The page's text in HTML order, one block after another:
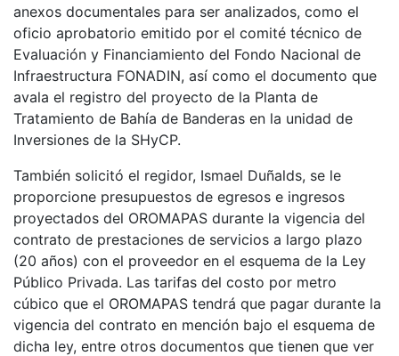
anexos documentales para ser analizados, como el
oficio aprobatorio emitido por el comité técnico de
Evaluación y Financiamiento del Fondo Nacional de
Infraestructura FONADIN, así como el documento que
avala el registro del proyecto de la Planta de
Tratamiento de Bahía de Banderas en la unidad de
Inversiones de la SHyCP.
También solicitó el regidor, Ismael Duñalds, se le
proporcione presupuestos de egresos e ingresos
proyectados del OROMAPAS durante la vigencia del
contrato de prestaciones de servicios a largo plazo
(20 años) con el proveedor en el esquema de la Ley
Público Privada. Las tarifas del costo por metro
cúbico que el OROMAPAS tendrá que pagar durante la
vigencia del contrato en mención bajo el esquema de
dicha ley, entre otros documentos que tienen que ver